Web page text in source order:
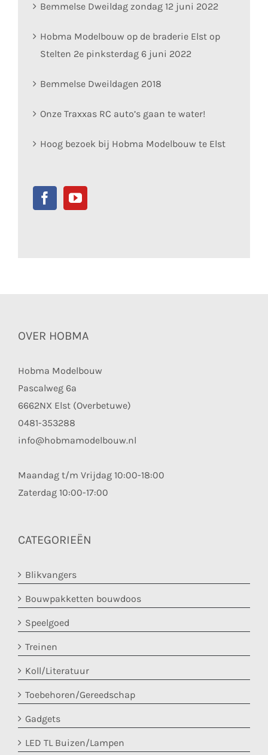
Bemmelse Dweildag zondag 12 juni 2022
Hobma Modelbouw op de braderie Elst op
Stelten 2e pinksterdag 6 juni 2022
Bemmelse Dweildagen 2018
Onze Traxxas RC auto’s gaan te water!
Hoog bezoek bij Hobma Modelbouw te Elst
OVER HOBMA
Hobma Modelbouw
Pascalweg 6a
6662NX Elst (Overbetuwe)
0481-353288
info@hobmamodelbouw.nl
Maandag t/m Vrijdag 10:00-18:00
Zaterdag 10:00-17:00
CATEGORIEËN
Blikvangers
Bouwpakketten bouwdoos
Speelgoed
Treinen
Koll/Literatuur
Toebehoren/Gereedschap
Gadgets
LED TL Buizen/Lampen